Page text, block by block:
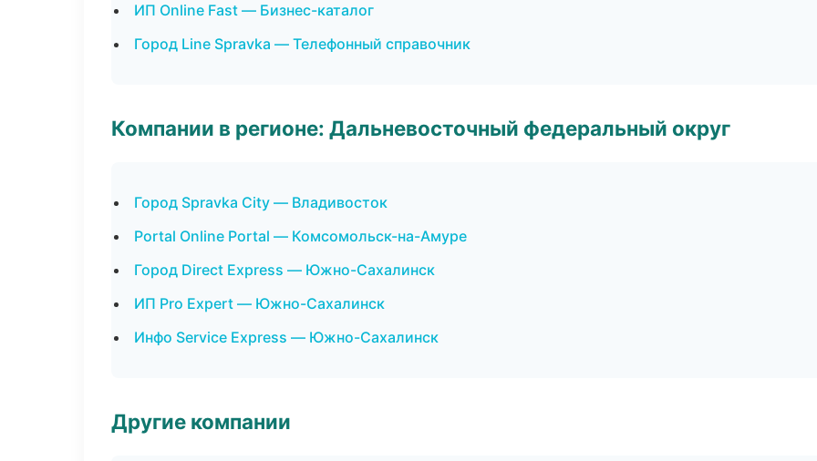
ИП Online Fast — Бизнес-каталог
Город Line Spravka — Телефонный справочник
Компании в регионе: Дальневосточный федеральный округ
Город Spravka City — Владивосток
Portal Online Portal — Комсомольск-на-Амуре
Город Direct Express — Южно-Сахалинск
ИП Pro Expert — Южно-Сахалинск
Инфо Service Express — Южно-Сахалинск
Другие компании